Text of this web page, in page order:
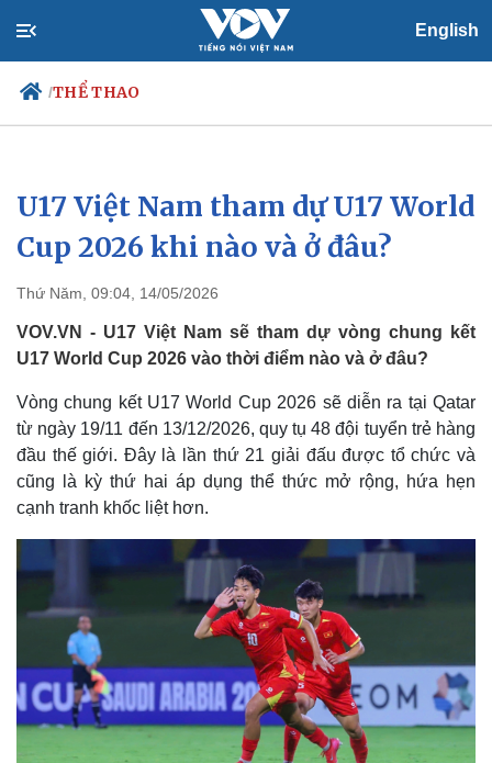
English
/THỂ THAO
Chính trị
Đảng
Tổ chức nhân sự
Nhận diện sự thật
Xã hội
Tin 24h
Dự báo thời tiết
Việc làm
Biển đảo
U17 Việt Nam tham dự U17 World
Cup 2026 khi nào và ở đâu?
Thứ Năm, 09:04, 14/05/2026
VOV.VN - U17 Việt Nam sẽ tham dự vòng chung kết
U17 World Cup 2026 vào thời điểm nào và ở đâu?
Vòng chung kết U17 World Cup 2026 sẽ diễn ra tại Qatar
từ ngày 19/11 đến 13/12/2026, quy tụ 48 đội tuyển trẻ hàng
đầu thế giới. Đây là lần thứ 21 giải đấu được tổ chức và
cũng là kỳ thứ hai áp dụng thể thức mở rộng, hứa hẹn
cạnh tranh khốc liệt hơn.